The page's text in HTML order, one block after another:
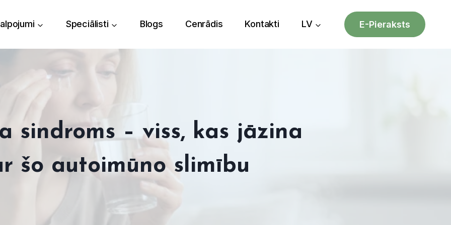
Speciālisti Blogs Cenrādis Kontakti LV E-Pieraksts
sindroms – viss, kas jāzina
šo autoimūno slimību